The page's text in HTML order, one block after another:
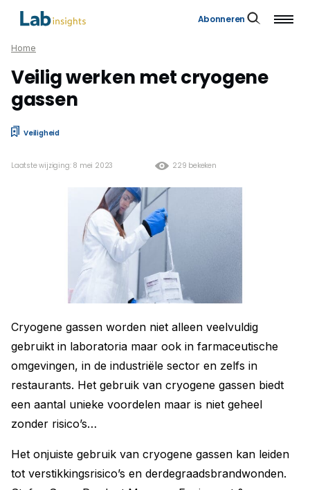
Abonneren
Home
Veilig werken met cryogene
gassen
Veiligheid
229 bekeken
Laatste wijziging: 8 mei 2023
Cryogene gassen worden niet alleen veelvuldig
gebruikt in laboratoria maar ook in farmaceutische
omgevingen, in de industriële sector en zelfs in
restaurants. Het gebruik van cryogene gassen biedt
een aantal unieke voordelen maar is niet geheel
zonder risico’s…
Het onjuiste gebruik van cryogene gassen kan leiden
tot verstikkingsrisico’s en derdegraadsbrandwonden.